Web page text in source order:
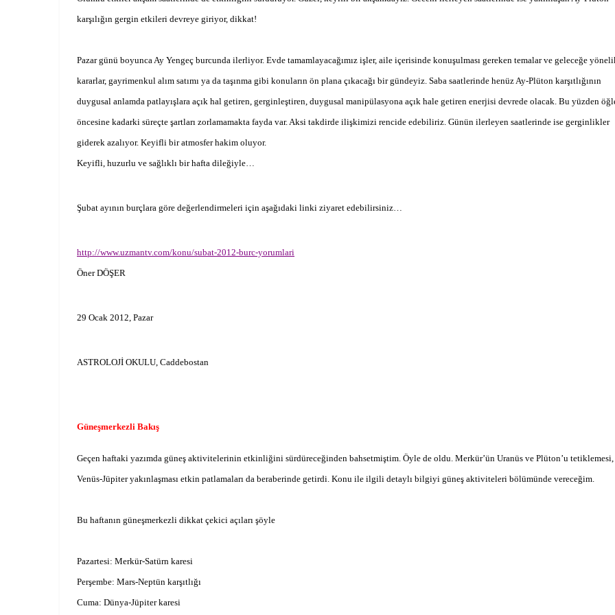
karşılığın gergin etkileri devreye giriyor, dikkat!
Pazar günü boyunca Ay Yengeç burcunda ilerliyor. Evde tamamlayacağımız işler, aile içerisinde konuşulması gereken temalar ve geleceğe
kararlar, gayrimenkul alım satımı ya da taşınma gibi konuların ön plana çıkacağı bir gündeyiz. Saba saatlerinde henüz Ay-Plüton karşıtlığının
duygusal anlamda patlayışlara açık hal getiren, gerginleştiren, duygusal manipülasyona açık hale getiren enerjisi devrede olacak. Bu yüzden
öncesine kadarki süreçte şartları zorlamamakta fayda var. Aksi takdirde ilişkimizi rencide edebiliriz. Günün ilerleyen saatlerinde ise gerginlikler
giderek azalıyor. Keyifli bir atmosfer hakim oluyor.
Keyifli, huzurlu ve sağlıklı bir hafta dileğiyle…
Şubat ayının burçlara göre değerlendirmeleri için aşağıdaki linki ziyaret edebilirsiniz…
http://www.uzmantv.com/konu/subat-2012-burc-yorumlari
Öner DÖŞER
29 Ocak 2012, Pazar
ASTROLOJİ OKULU, Caddebostan
Güneşmerkezli Bakış
Geçen haftaki yazımda güneş aktivitelerinin etkinliğini sürdüreceğinden bahsetmiştim. Öyle de oldu. Merkür’ün Uranüs ve Plüton’u tetiklemesi,
Venüs-Jüpiter yakınlaşması etkin patlamaları da beraberinde getirdi. Konu ile ilgili detaylı bilgiyi güneş aktiviteleri bölümünde vereceğim.
Bu haftanın güneşmerkezli dikkat çekici açıları şöyle
Pazartesi: Merkür-Satürn karesi
Perşembe: Mars-Neptün karşıtlığı
Cuma: Dünya-Jüpiter karesi